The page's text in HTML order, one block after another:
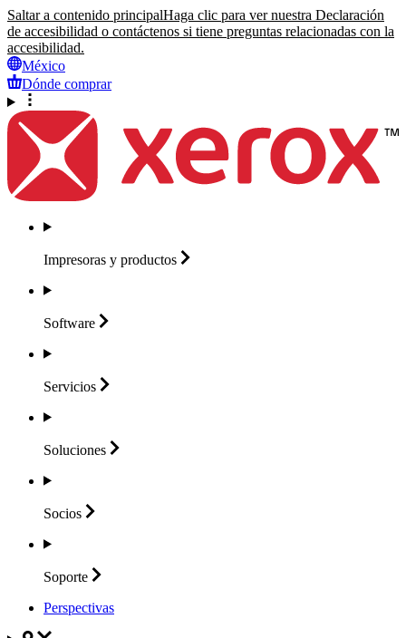
Saltar a contenido principalHaga clic para ver nuestra Declaración
de accesibilidad o contáctenos si tiene preguntas relacionadas con la
accesibilidad.
México
Dónde comprar
Impresoras y productos
Software
Servicios
Soluciones
Socios
Soporte
Perspectivas